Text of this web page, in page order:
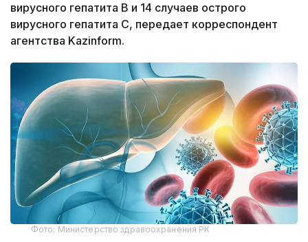
вирусного гепатита В и 14 случаев острого
вирусного гепатита С, передает корреспондент
агентства Kazinform.
Фото: Министерство здравоохранения РК